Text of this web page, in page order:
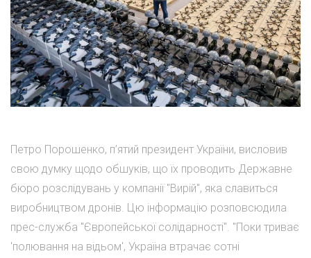
Петро Порошенко, п’ятий президент України, висловив
свою думку щодо обшуків, що їх проводить Державне
бюро розслідувань у компанії "Вирій", яка славиться
виробництвом дронів. Цю інформацію розповсюдила
прес-служба "Європейської солідарності". "Поки триває
'полювання на відьом', Україна втрачає сотні